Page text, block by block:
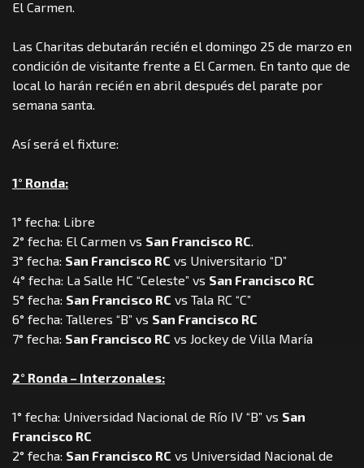
El Carmen.
Las Charitas debutarán recién el domingo 25 de marzo en
condición de visitante frente a El Carmen. En tanto que de
local lo harán recién en abril después del parate por
semana santa.
Así será el fixture:
1° Ronda:
1° fecha: Libre
2° fecha: El Carmen vs San Francisco RC.
3° fecha: San Francisco RC vs Universitario “D”
4° fecha: La Salle HC “Celeste” vs San Francisco RC
5° fecha: San Francisco RC vs Tala RC “C”
6° fecha: Talleres “B” vs San Francisco RC
7° fecha: San Francisco RC vs Jockey de Villa María
2° Ronda – Interzonales:
1° fecha: Universidad Nacional de Río IV “B” vs San
Francisco RC
2° fecha: San Francisco RC vs Universidad Nacional de